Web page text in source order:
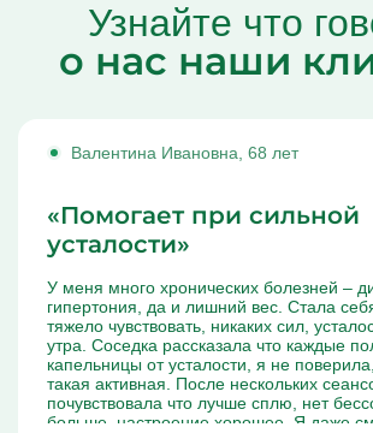
Узнайте что
о нас наши
Валентина Ивановна, 68 лет
«Помогает при сильной
усталости»
У меня много хронических болезней –
гипертония, да и лишний вес. Стала
тяжело чувствовать, никаких сил,
утра. Соседка рассказала что каждые
капельницы от усталости, я не
такая активная. После нескольких
почувствовала что лучше сплю, нет
больше, настроение хорошее. Я даже